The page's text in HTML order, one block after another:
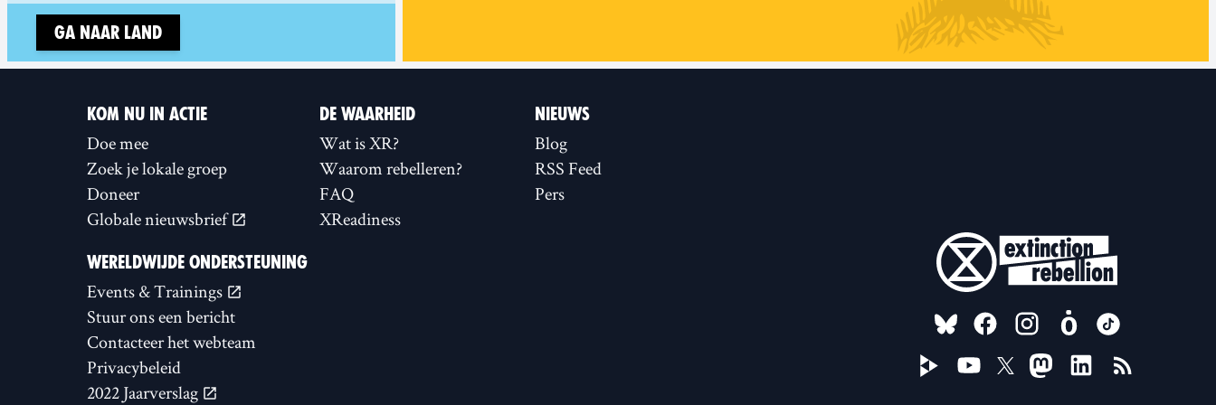
Ga naar land
KOM NU IN ACTIE
Doe mee
Zoek je lokale groep
Doneer
Globale nieuwsbrief
DE WAARHEID
Wat is XR?
Waarom rebelleren?
FAQ
XReadiness
NIEUWS
Blog
RSS Feed
Pers
WERELDWIJDE ONDERSTEUNING
Events & Trainings
Stuur ons een bericht
Contacteer het webteam
Privacybeleid
2022 Jaarverslag
FOLLOW US ON